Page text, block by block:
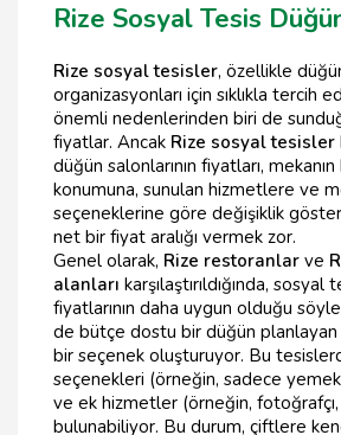
Rize Sosyal Tesis
Rize sosyal tesisler, özellikle
organizasyonları için sıklıkla tercih
önemli nedenlerinden biri de
fiyatlar. Ancak Rize sosyal tesisler
düğün salonlarının fiyatları,
konumuna, sunulan hizmetlere ve
seçeneklerine göre değişiklik
net bir fiyat aralığı vermek zor.
Genel olarak, Rize restoranlar ve
alanları karşılaştırıldığında,
fiyatlarının daha uygun olduğu
de bütçe dostu bir düğün
bir seçenek oluşturuyor. Bu
seçenekleri (örneğin, sadece
ve ek hizmetler (örneğin,
bulunabiliyor. Bu durum, çiftlere